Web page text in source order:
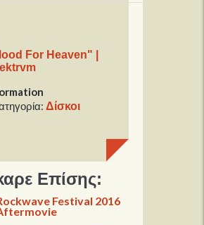
For Heaven" |
Δίσκοι
Επίσης: